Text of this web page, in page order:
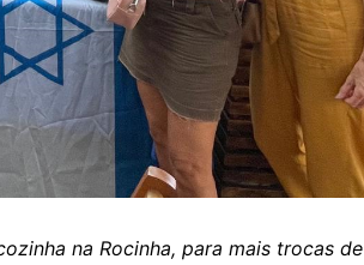
na Rocinha, para mais trocas de